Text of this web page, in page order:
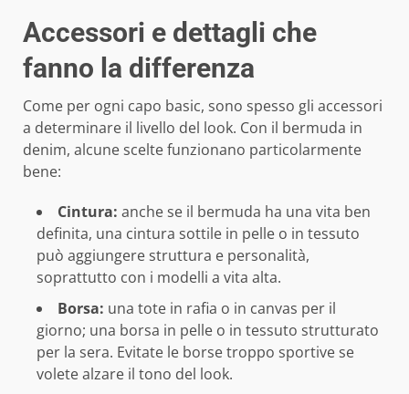
Accessori e dettagli che
fanno la differenza
Come per ogni capo basic, sono spesso gli accessori
a determinare il livello del look. Con il bermuda in
denim, alcune scelte funzionano particolarmente
bene:
Cintura: anche se il bermuda ha una vita ben
definita, una cintura sottile in pelle o in tessuto
può aggiungere struttura e personalità,
soprattutto con i modelli a vita alta.
Borsa: una tote in rafia o in canvas per il
giorno; una borsa in pelle o in tessuto strutturato
per la sera. Evitate le borse troppo sportive se
volete alzare il tono del look.